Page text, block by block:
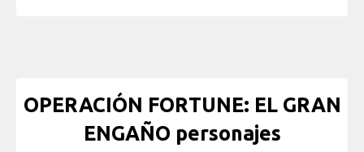
OPERACIÓN FORTUNE: EL GRAN
ENGAÑO personajes